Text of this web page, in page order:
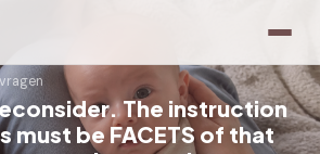
The instruction
must be FACETS of that